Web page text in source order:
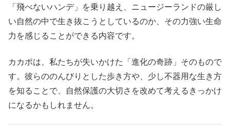
「飛べないハンデ」を乗り越え、ニュージーランドの厳し
い自然の中で生き抜こうとしているのか、その力強い生命
力を感じることができる内容です。
カカポは、私たちが失いかけた「進化の奇跡」そのもので
す。彼らののんびりとした歩き方や、少し不器用な生き方
を知ることで、自然保護の大切さを改めて考えるきっかけ
になるかもしれません。